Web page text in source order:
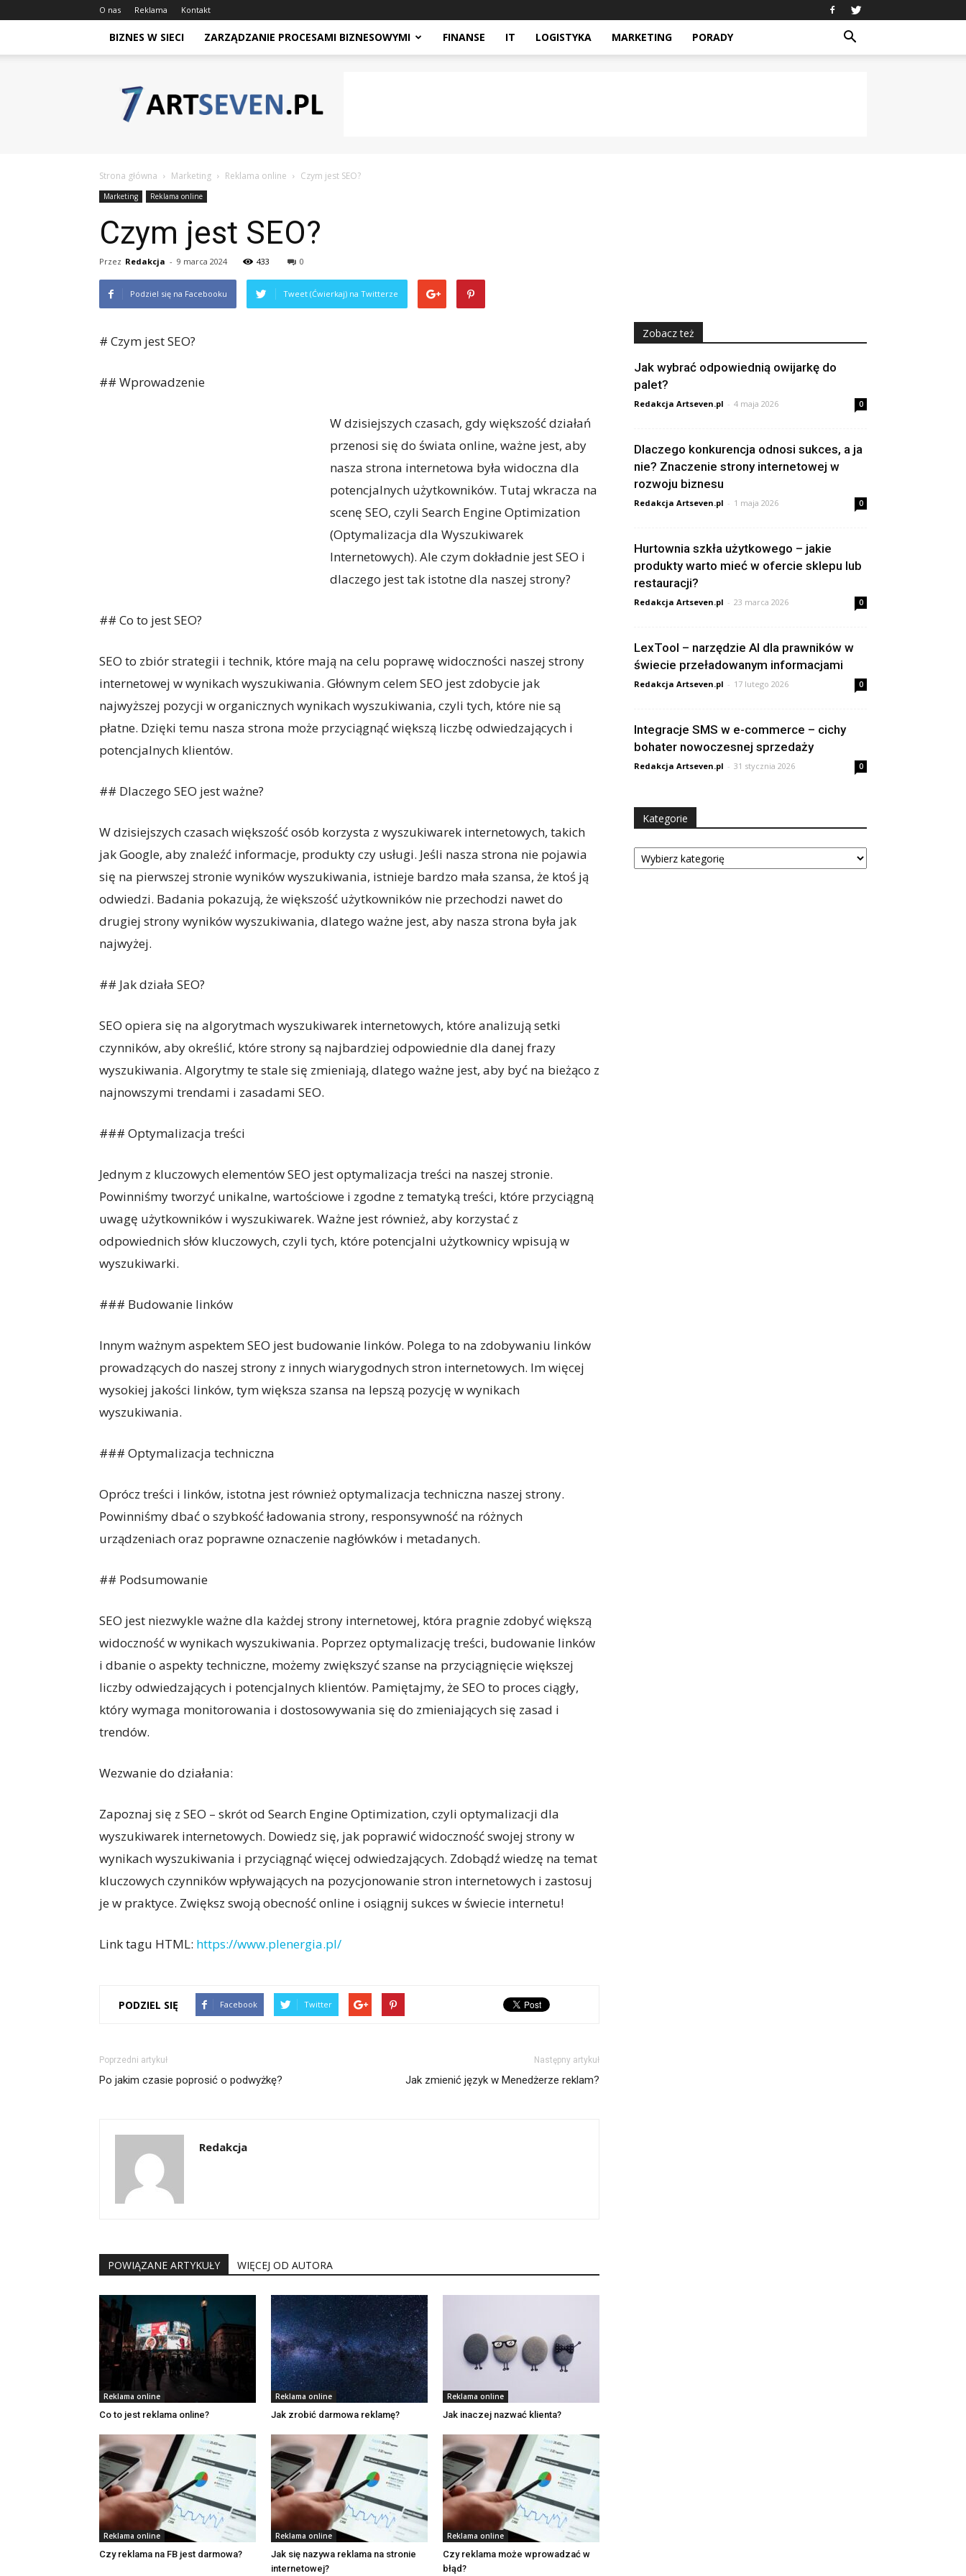
O nas Reklama Kontakt
BIZNES W SIECI ZARZĄDZANIE PROCESAMI BIZNESOWYMI FINANSE IT LOGISTYKA MARKETING PORADY
Strona główna Marketing Reklama online Czym jest SEO?
Marketing Reklama online
Czym jest SEO?
Przez Redakcja - 9 marca 2024 433 0
Podziel się na Facebooku Tweet (Ćwierkaj) na Twitterze
# Czym jest SEO?
## Wprowadzenie
W dzisiejszych czasach, gdy większość działań
przenosi się do świata online, ważne jest, aby
nasza strona internetowa była widoczna dla
potencjalnych użytkowników. Tutaj wkracza na
scenę SEO, czyli Search Engine Optimization
(Optymalizacja dla Wyszukiwarek
Internetowych). Ale czym dokładnie jest SEO i
dlaczego jest tak istotne dla naszej strony?
## Co to jest SEO?
SEO to zbiór strategii i technik, które mają na celu poprawę widoczności naszej strony
internetowej w wynikach wyszukiwania. Głównym celem SEO jest zdobycie jak
najwyższej pozycji w organicznych wynikach wyszukiwania, czyli tych, które nie są
płatne. Dzięki temu nasza strona może przyciągnąć większą liczbę odwiedzających i
potencjalnych klientów.
## Dlaczego SEO jest ważne?
W dzisiejszych czasach większość osób korzysta z wyszukiwarek internetowych, takich
jak Google, aby znaleźć informacje, produkty czy usługi. Jeśli nasza strona nie pojawia
się na pierwszej stronie wyników wyszukiwania, istnieje bardzo mała szansa, że ktoś ją
odwiedzi. Badania pokazują, że większość użytkowników nie przechodzi nawet do
drugiej strony wyników wyszukiwania, dlatego ważne jest, aby nasza strona była jak
najwyżej.
## Jak działa SEO?
SEO opiera się na algorytmach wyszukiwarek internetowych, które analizują setki
czynników, aby określić, które strony są najbardziej odpowiednie dla danej frazy
wyszukiwania. Algorytmy te stale się zmieniają, dlatego ważne jest, aby być na bieżąco z
najnowszymi trendami i zasadami SEO.
### Optymalizacja treści
Jednym z kluczowych elementów SEO jest optymalizacja treści na naszej stronie.
Powinniśmy tworzyć unikalne, wartościowe i zgodne z tematyką treści, które przyciągną
uwagę użytkowników i wyszukiwarek. Ważne jest również, aby korzystać z
odpowiednich słów kluczowych, czyli tych, które potencjalni użytkownicy wpisują w
wyszukiwarki.
### Budowanie linków
Innym ważnym aspektem SEO jest budowanie linków. Polega to na zdobywaniu linków
prowadzących do naszej strony z innych wiarygodnych stron internetowych. Im więcej
wysokiej jakości linków, tym większa szansa na lepszą pozycję w wynikach
wyszukiwania.
### Optymalizacja techniczna
Oprócz treści i linków, istotna jest również optymalizacja techniczna naszej strony.
Powinniśmy dbać o szybkość ładowania strony, responsywność na różnych
urządzeniach oraz poprawne oznaczenie nagłówków i metadanych.
## Podsumowanie
SEO jest niezwykle ważne dla każdej strony internetowej, która pragnie zdobyć większą
widoczność w wynikach wyszukiwania. Poprzez optymalizację treści, budowanie linków
i dbanie o aspekty techniczne, możemy zwiększyć szanse na przyciągnięcie większej
liczby odwiedzających i potencjalnych klientów. Pamiętajmy, że SEO to proces ciągły,
który wymaga monitorowania i dostosowywania się do zmieniających się zasad i
trendów.
Wezwanie do działania:
Zapoznaj się z SEO – skrót od Search Engine Optimization, czyli optymalizacji dla
wyszukiwarek internetowych. Dowiedz się, jak poprawić widoczność swojej strony w
wynikach wyszukiwania i przyciągnąć więcej odwiedzających. Zdobądź wiedzę na temat
kluczowych czynników wpływających na pozycjonowanie stron internetowych i zastosuj
je w praktyce. Zwiększ swoją obecność online i osiągnij sukces w świecie internetu!
Link tagu HTML: https://www.plenergia.pl/
PODZIEL SIĘ Facebook Twitter
Poprzedni artykuł
Po jakim czasie poprosić o podwyżkę?
Następny artykuł
Jak zmienić język w Menedżerze reklam?
Redakcja
POWIĄZANE ARTYKUŁY WIĘCEJ OD AUTORA
Reklama online
Co to jest reklama online?
Reklama online
Jak zrobić darmowa reklamę?
Reklama online
Jak inaczej nazwać klienta?
Reklama online
Czy reklama na FB jest darmowa?
Reklama online
Jak się nazywa reklama na stronie
internetowej?
Reklama online
Czy reklama może wprowadzać w
błąd?
Zobacz też
Jak wybrać odpowiednią owijarkę do
palet?
Redakcja Artseven.pl - 4 maja 2026 0
Dlaczego konkurencja odnosi sukces, a ja
nie? Znaczenie strony internetowej w
rozwoju biznesu
Redakcja Artseven.pl - 1 maja 2026 0
Hurtownia szkła użytkowego – jakie
produkty warto mieć w ofercie sklepu lub
restauracji?
Redakcja Artseven.pl - 23 marca 2026 0
LexTool – narzędzie AI dla prawników w
świecie przeładowanym informacjami
Redakcja Artseven.pl - 17 lutego 2026 0
Integracje SMS w e-commerce – cichy
bohater nowoczesnej sprzedaży
Redakcja Artseven.pl - 31 stycznia 2026 0
Kategorie
Kategorie